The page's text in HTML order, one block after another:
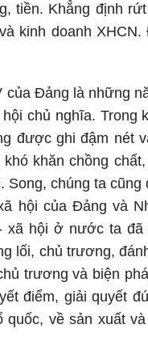
tiền. Khẳng định
kinh doanh
Đảng là những
chủ nghĩa.
được ghi đậm nét
khăn chồng
chúng ta
hội của Đảng và
xã hội ở nước ta
lối, chủ trương,
trương và biện
điểm, giải quyết
về sản xuất